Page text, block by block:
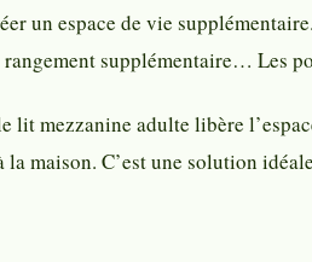
un espace de vie
supplémentaire… Les
lit mezzanine adulte libère
maison. C’est une solution